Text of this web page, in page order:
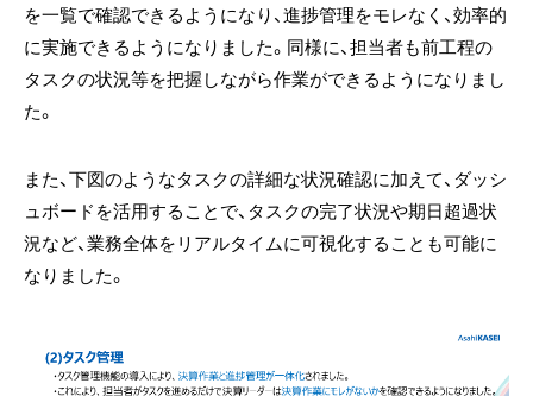
を一覧で確認できるようになり、進捗管理をモレなく、効率的
に実施できるようになりました。同様に、担当者も前工程の
タスクの状況等を把握しながら作業ができるようになりまし
た。
また、下図のようなタスクの詳細な状況確認に加えて、ダッシ
ュボードを活用することで、タスクの完了状況や期日超過状
況など、業務全体をリアルタイムに可視化することも可能に
なりました。